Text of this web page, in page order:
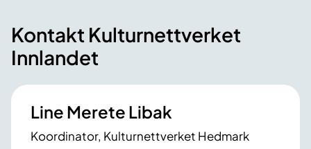
Kontakt Kulturnettverket
Innlandet
Line Merete Libak
Koordinator, Kulturnettverket Hedmark